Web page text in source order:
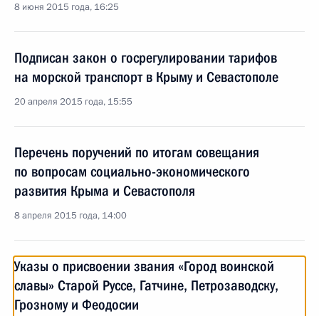
8 июня 2015 года, 16:25
Подписан закон о госрегулировании тарифов
на морской транспорт в Крыму и Севастополе
20 апреля 2015 года, 15:55
Перечень поручений по итогам совещания
по вопросам социально-экономического
развития Крыма и Севастополя
8 апреля 2015 года, 14:00
Указы о присвоении звания «Город воинской
славы» Старой Руссе, Гатчине, Петрозаводску,
Грозному и Феодосии